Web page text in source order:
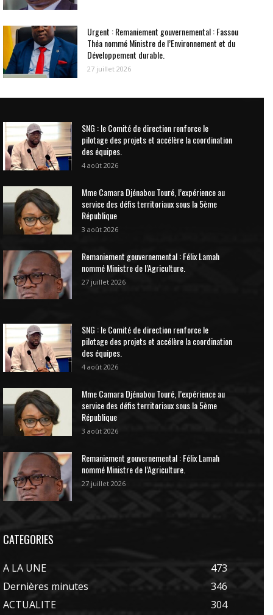
Urgent : Remaniement gouvernemental : Fassou
Théa nommé Ministre de l’Environnement et du
Développement durable.
27 juillet 2026
SNG : le Comité de direction renforce le
pilotage des projets et accélère la coordination
des équipes.
4 août 2026
Mme Camara Djénabou Touré, l’expérience au
service des défis territoriaux sous la 5ème
République
3 août 2026
Remaniement gouvernemental : Félix Lamah
nommé Ministre de l’Agriculture.
27 juillet 2026
SNG : le Comité de direction renforce le
pilotage des projets et accélère la coordination
des équipes.
4 août 2026
Mme Camara Djénabou Touré, l’expérience au
service des défis territoriaux sous la 5ème
République
3 août 2026
Remaniement gouvernemental : Félix Lamah
nommé Ministre de l’Agriculture.
27 juillet 2026
CATEGORIES
A LA UNE
473
Dernières minutes
346
ACTUALITE
304